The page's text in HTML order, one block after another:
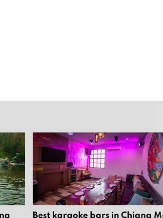
Best karaoke bars in Chiang